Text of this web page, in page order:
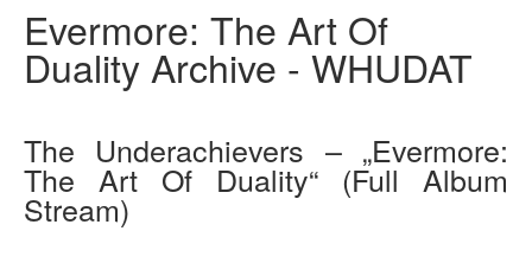
Evermore: The Art Of
Duality Archive - WHUDAT
The Underachievers – „Evermore:
The Art Of Duality“ (Full Album
Stream)